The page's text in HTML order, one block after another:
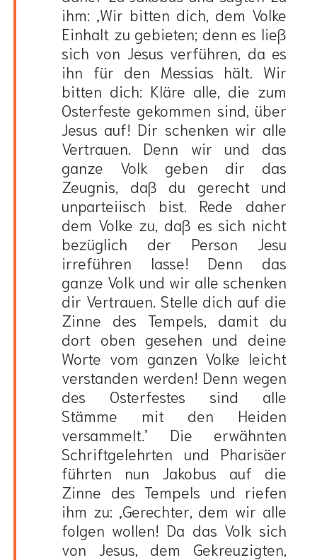
ihm: ‚Wir bitten dich, dem Volke
Einhalt zu gebieten; denn es ließ
sich von Jesus verführen, da es
ihn für den Messias hält. Wir
bitten dich: Kläre alle, die zum
Osterfeste gekommen sind, über
Jesus auf! Dir schenken wir alle
Vertrauen. Denn wir und das
ganze Volk geben dir das
Zeugnis, daß du gerecht und
unparteiisch bist. Rede daher
dem Volke zu, daß es sich nicht
bezüglich der Person Jesu
irreführen lasse! Denn das
ganze Volk und wir alle schenken
dir Vertrauen. Stelle dich auf die
Zinne des Tempels, damit du
dort oben gesehen und deine
Worte vom ganzen Volke leicht
verstanden werden! Denn wegen
des Osterfestes sind alle
Stämme mit den Heiden
versammelt.’ Die erwähnten
Schriftgelehrten und Pharisäer
führten nun Jakobus auf die
Zinne des Tempels und riefen
ihm zu: ‚Gerechter, dem wir alle
folgen wollen! Da das Volk sich
von Jesus, dem Gekreuzigten,